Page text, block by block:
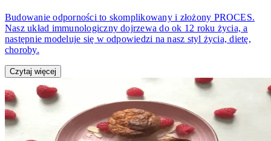
Budowanie odporności to skomplikowany i złożony PROCES.
Nasz układ immunologiczny dojrzewa do ok 12 roku życia, a
następnie modeluje się w odpowiedzi na nasz styl życia, dietę,
choroby.
Czytaj więcej